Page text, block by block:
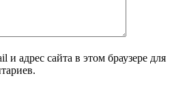
и адрес сайта в этом браузере для